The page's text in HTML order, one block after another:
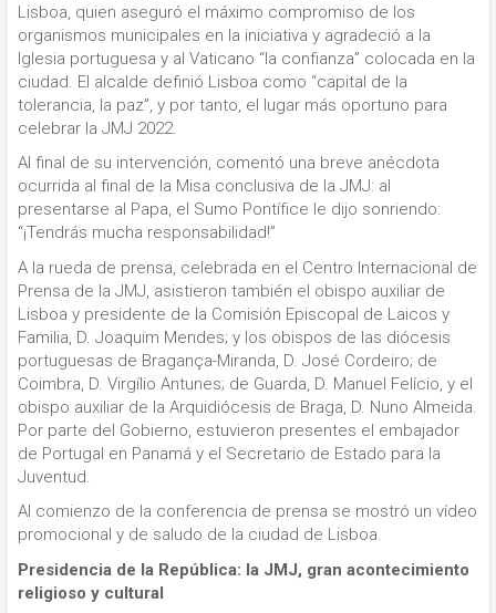
Lisboa, quien aseguró el máximo compromiso de los
organismos municipales en la iniciativa y agradeció a la
Iglesia portuguesa y al Vaticano “la confianza” colocada en la
ciudad. El alcalde definió Lisboa como “capital de la
tolerancia, la paz”, y por tanto, el lugar más oportuno para
celebrar la JMJ 2022.
Al final de su intervención, comentó una breve anécdota
ocurrida al final de la Misa conclusiva de la JMJ: al
presentarse al Papa, el Sumo Pontífice le dijo sonriendo:
“¡Tendrás mucha responsabilidad!”
A la rueda de prensa, celebrada en el Centro Internacional de
Prensa de la JMJ, asistieron también el obispo auxiliar de
Lisboa y presidente de la Comisión Episcopal de Laicos y
Familia, D. Joaquim Mendes; y los obispos de las diócesis
portuguesas de Bragança-Miranda, D. José Cordeiro; de
Coimbra, D. Virgílio Antunes; de Guarda, D. Manuel Felício, y el
obispo auxiliar de la Arquidiócesis de Braga, D. Nuno Almeida.
Por parte del Gobierno, estuvieron presentes el embajador
de Portugal en Panamá y el Secretario de Estado para la
Juventud.
Al comienzo de la conferencia de prensa se mostró un vídeo
promocional y de saludo de la ciudad de Lisboa.
Presidencia de la República: la JMJ, gran acontecimiento
religioso y cultural